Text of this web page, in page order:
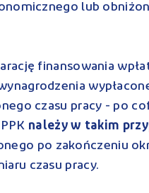
lub
finansowania
czasu pracy - po
należy w takim
po zakończeniu
czasu pracy.